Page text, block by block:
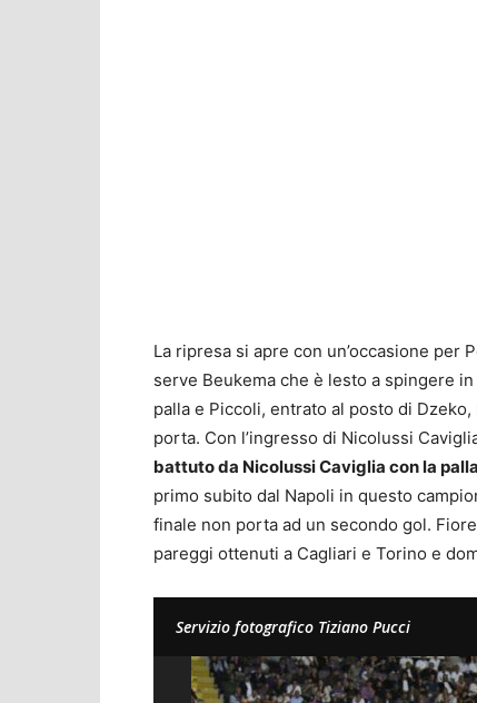
La ripresa si apre con un’occasione per
serve Beukema che è lesto a spingere
palla e Piccoli, entrato al posto di
porta. Con l’ingresso di Nicolussi
battuto da Nicolussi Caviglia con la
primo subito dal Napoli in questo
finale non porta ad un secondo gol.
pareggi ottenuti a Cagliari e Torino e
Servizio fotografico Tiziano Pucci